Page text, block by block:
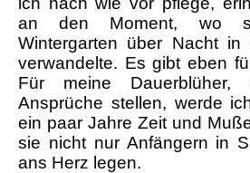
an den Moment, wo
Wintergarten über Nacht in
verwandelte. Es gibt eben
Für meine
Ansprüche stellen, werde
ein paar Jahre Zeit und
sie nicht nur Anfängern in
ans Herz legen.